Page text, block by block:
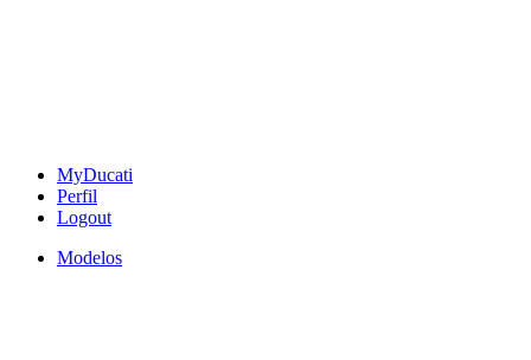
MyDucati
Perfil
Logout
Modelos